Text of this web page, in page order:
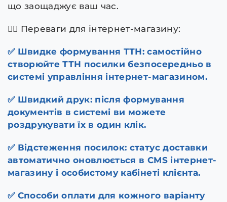
що заощаджує ваш час.
💁‍♀️ Переваги для інтернет-магазину:
✅ Швидке формування ТТН: самостійно
створюйте ТТН посилки безпосередньо в
системі управління інтернет-магазином.
✅ Швидкий друк: після формування
документів в системі ви можете
роздрукувати їх в один клік.
✅ Відстеження посилок: статус доставки
автоматично оновлюється в CMS інтернет-
магазину і особистому кабінеті клієнта.
✅ Способи оплати для кожного варіанту